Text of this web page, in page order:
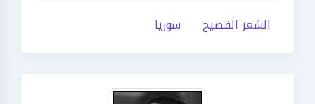
الشعر الفصيح سوريا